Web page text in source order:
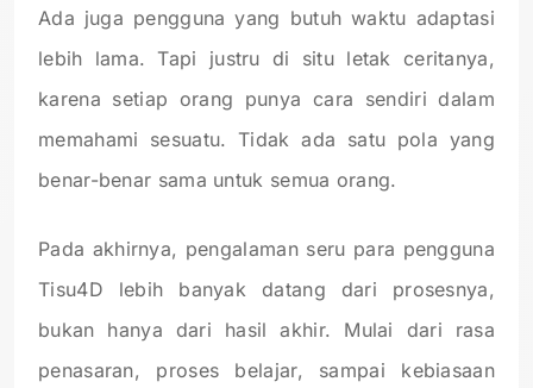
Ada juga pengguna yang butuh waktu adaptasi
lebih lama. Tapi justru di situ letak ceritanya,
karena setiap orang punya cara sendiri dalam
memahami sesuatu. Tidak ada satu pola yang
benar-benar sama untuk semua orang.
Pada akhirnya, pengalaman seru para pengguna
Tisu4D lebih banyak datang dari prosesnya,
bukan hanya dari hasil akhir. Mulai dari rasa
penasaran, proses belajar, sampai kebiasaan